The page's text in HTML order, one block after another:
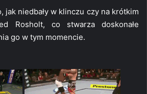
jak niedbały w klinczu czy na krótkim
Rosholt, co stwarza doskonałe
go w tym momencie.